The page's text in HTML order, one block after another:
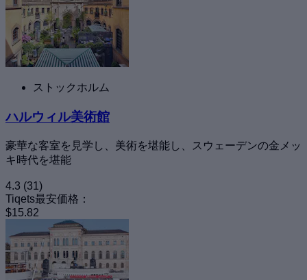
ストックホルム
ハルウィル美術館
豪華な客室を見学し、美術を堪能し、スウェーデンの金メッ
キ時代を堪能
4.3 (31)
Tiqets最安価格：
$15.82